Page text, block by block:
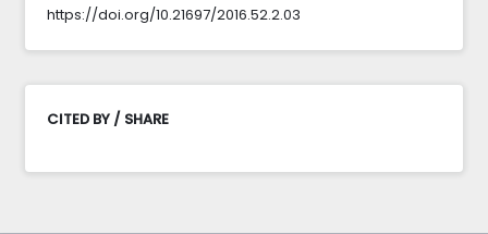
https://doi.org/10.21697/2016.52.2.03
CITED BY / SHARE